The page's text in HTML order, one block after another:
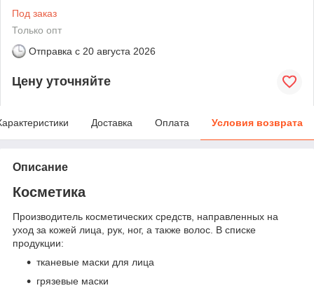
Под заказ
Только опт
Отправка с 20 августа 2026
Цену уточняйте
Доставка Оплата Условия возврата
Описание
Косметика
Производитель косметических средств, направленных на
уход за кожей лица, рук, ног, а также волос. В списке
продукции:
тканевые маски для лица
грязевые маски